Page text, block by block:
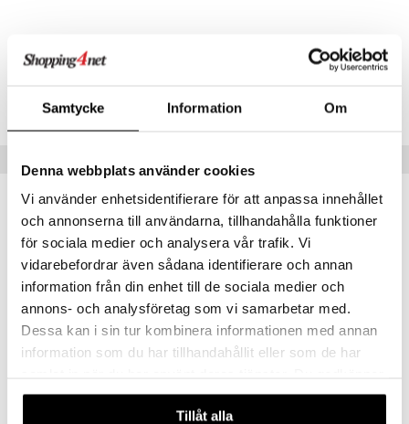
Samtycke Information Om
Denna webbplats använder cookies
Vi använder enhetsidentifierare för att anpassa innehållet
och annonserna till användarna, tillhandahålla funktioner
för sociala medier och analysera vår trafik. Vi
vidarebefordrar även sådana identifierare och annan
information från din enhet till de sociala medier och
annons- och analysföretag som vi samarbetar med.
Dessa kan i sin tur kombinera informationen med annan
information som du har tillhandahållit eller som de har
våra cookies vid fortsatt användande av vår webbplats.
Tillåt alla
IAM65-1-XX
Eva Solo Punaviinilasi Bordeaux Intermezzo -punaviinilasi 32cl (25cl)
-11%
Art& Koukut
& Korit
& Peitot
ruokinta